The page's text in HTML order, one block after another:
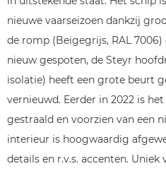
nieuwe vaarseizoen dankzij
de romp (Beigegrijs, RAL
nieuw gespoten, de Steyr
isolatie) heeft een grote beurt
vernieuwd. Eerder in 2022 is
gestraald en voorzien van een
interieur is hoogwaardig
details en r.v.s. accenten. Uniek